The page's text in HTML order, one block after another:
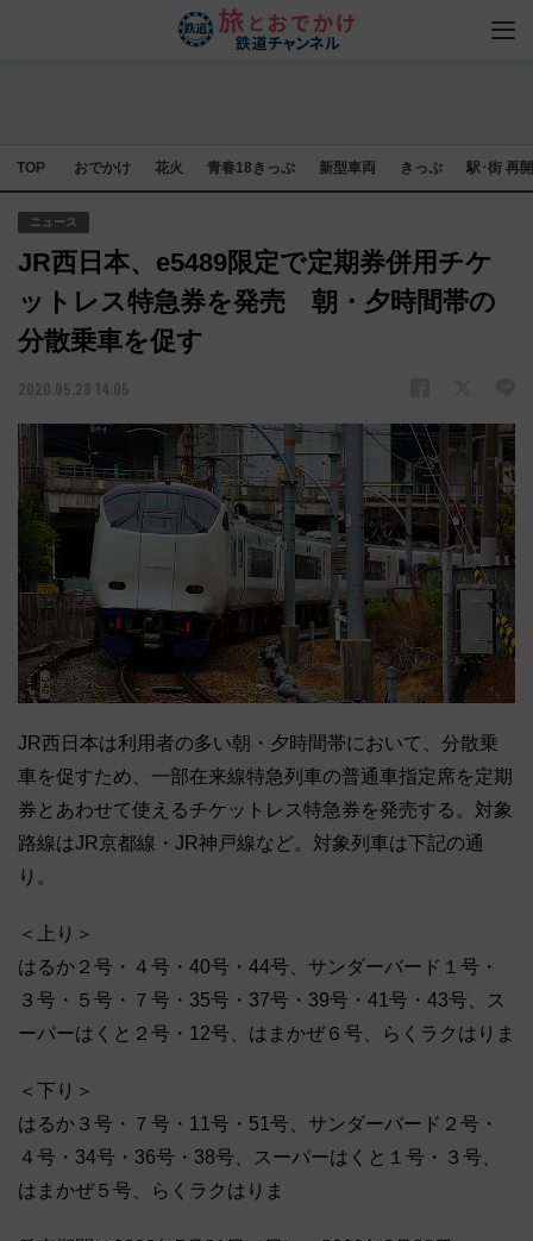
TOP おでかけ 花火 青春18きっぷ 新型車両 きっぷ 駅･街 再
ニュース
JR西日本、e5489限定で定期券併用チケ
ットレス特急券を発売 朝・夕時間帯の
分散乗車を促す
2020.05.28 14:05
JR西日本は利用者の多い朝・夕時間帯において、分散乗
車を促すため、一部在来線特急列車の普通車指定席を定期
券とあわせて使えるチケットレス特急券を発売する。対象
路線はJR京都線・JR神戸線など。対象列車は下記の通
り。
＜上り＞
はるか２号・４号・40号・44号、サンダーバード１号・
３号・５号・７号・35号・37号・39号・41号・43号、ス
ーパーはくと２号・12号、はまかぜ６号、らくラクはりま
＜下り＞
はるか３号・７号・11号・51号、サンダーバード２号・
４号・34号・36号・38号、スーパーはくと１号・３号、
はまかぜ５号、らくラクはりま